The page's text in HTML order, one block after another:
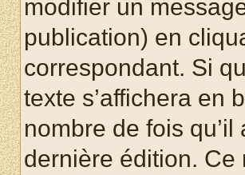
modifier un
publication) en
correspondant. Si
texte s’affichera en
nombre de fois
dernière édition. Ce